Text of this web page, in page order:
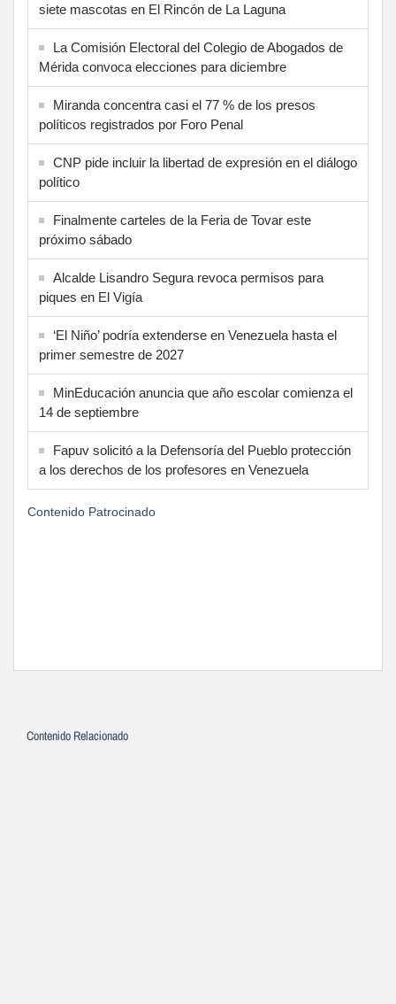
siete mascotas en El Rincón de La Laguna
La Comisión Electoral del Colegio de Abogados de
Mérida convoca elecciones para diciembre
Miranda concentra casi el 77 % de los presos
políticos registrados por Foro Penal
CNP pide incluir la libertad de expresión en el diálogo
político
Finalmente carteles de la Feria de Tovar este
próximo sábado
Alcalde Lisandro Segura revoca permisos para
piques en El Vigía
‘El Niño’ podría extenderse en Venezuela hasta el
primer semestre de 2027
MinEducación anuncia que año escolar comienza el
14 de septiembre
Fapuv solicitó a la Defensoría del Pueblo protección
a los derechos de los profesores en Venezuela
Contenido Patrocinado
Contenido Relacionado